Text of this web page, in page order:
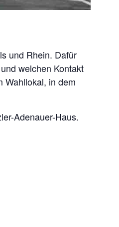
und Rhein. Dafür
welchen Kontakt
Wahllokal, in dem
Adenauer-Haus.